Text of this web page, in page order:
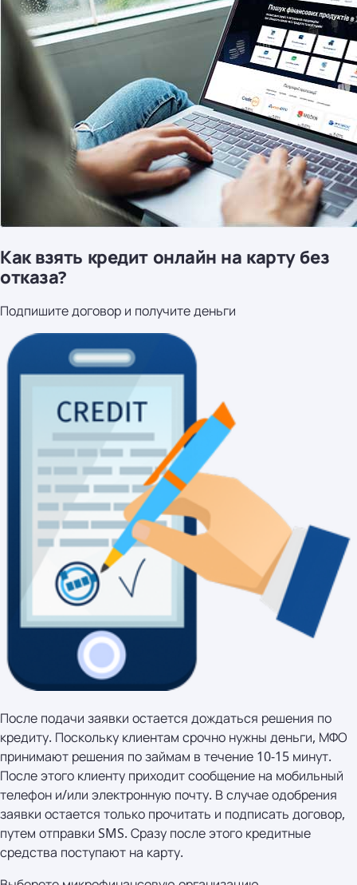
Как взять кредит онлайн на карту без
отказа?
Подпишите договор и получите деньги
После подачи заявки остается дождаться решения по
кредиту. Поскольку клиентам срочно нужны деньги, МФО
принимают решения по займам в течение 10-15 минут.
После этого клиенту приходит сообщение на мобильный
телефон и/или электронную почту. В случае одобрения
заявки остается только прочитать и подписать договор,
путем отправки SMS. Сразу после этого кредитные
средства поступают на карту.